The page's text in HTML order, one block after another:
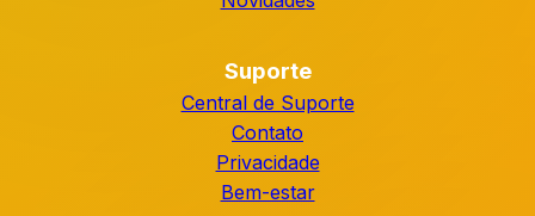
Suporte
Central de Suporte
Contato
Privacidade
Bem-estar